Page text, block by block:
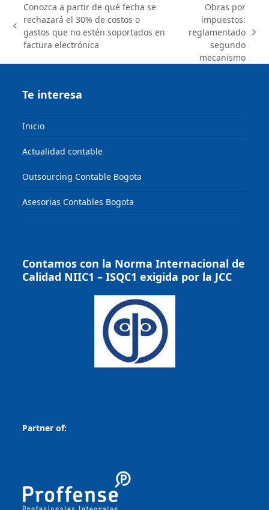
previous
post:
Conozca a partir de qué fecha se
rechazará el 30% de costos o
gastos que no estén soportados en
factura electrónica
next
Obras por
impuestos:
reglamentado
segundo
mecanismo
Te interesa
Inicio
Actualidad contable
Outsourcing Contable Bogota
Asesorias Contables Bogota
Contamos con la Norma Internacional de
Calidad NIIC1 – ISQC1 exigida por la JCC
Partner of: